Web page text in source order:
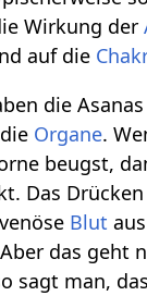
Wirkung der
auf die
die
Organe.
beugst,
Das
Blut
das geht
sagt man,